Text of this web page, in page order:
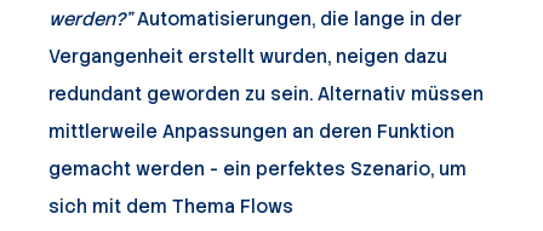
werden?” Automatisierungen, die lange in der
Vergangenheit erstellt wurden, neigen dazu
redundant geworden zu sein. Alternativ müssen
mittlerweile Anpassungen an deren Funktion
gemacht werden - ein perfektes Szenario, um
sich mit dem Thema Flows